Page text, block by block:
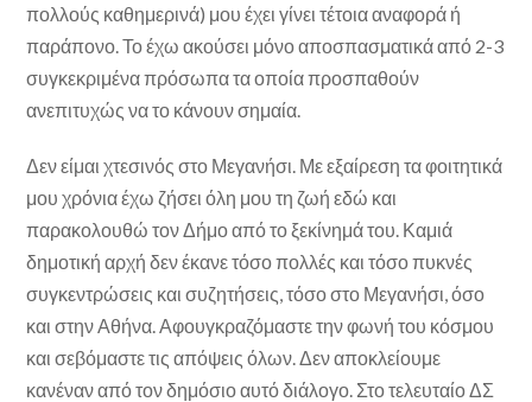
πολλούς καθημερινά) μου έχει γίνει τέτοια αναφορά ή
παράπονο. Το έχω ακούσει μόνο αποσπασματικά από 2-3
συγκεκριμένα πρόσωπα τα οποία προσπαθούν
ανεπιτυχώς να το κάνουν σημαία.
Δεν είμαι χτεσινός στο Μεγανήσι. Με εξαίρεση τα φοιτητικά
μου χρόνια έχω ζήσει όλη μου τη ζωή εδώ και
παρακολουθώ τον Δήμο από το ξεκίνημά του. Καμιά
δημοτική αρχή δεν έκανε τόσο πολλές και τόσο πυκνές
συγκεντρώσεις και συζητήσεις, τόσο στο Μεγανήσι, όσο
και στην Αθήνα. Αφουγκραζόμαστε την φωνή του κόσμου
και σεβόμαστε τις απόψεις όλων. Δεν αποκλείουμε
κανέναν από τον δημόσιο αυτό διάλογο. Στο τελευταίο ΔΣ